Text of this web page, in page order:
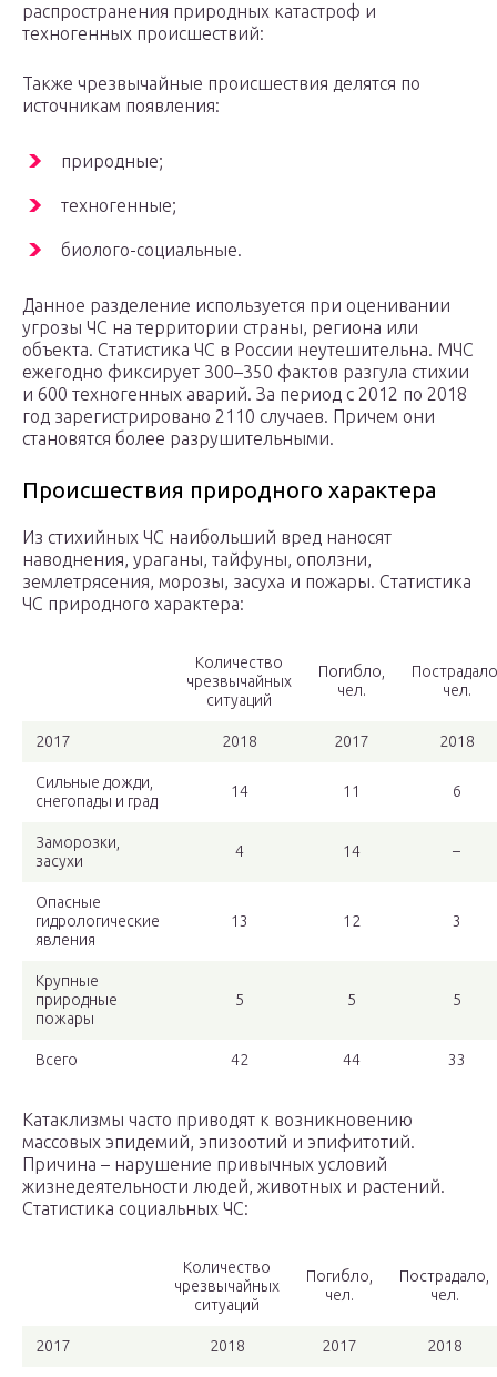
распространения природных катастроф и
техногенных происшествий:
Также чрезвычайные происшествия делятся по
источникам появления:
природные;
техногенные;
биолого-социальные.
Данное разделение используется при оценивании
угрозы ЧС на территории страны, региона или
объекта. Статистика ЧС в России неутешительна. МЧС
ежегодно фиксирует 300–350 фактов разгула стихии
и 600 техногенных аварий. За период с 2012 по 2018
год зарегистрировано 2110 случаев. Причем они
становятся более разрушительными.
Происшествия природного характера
Из стихийных ЧС наибольший вред наносят
наводнения, ураганы, тайфуны, оползни,
землетрясения, морозы, засуха и пожары. Статистика
ЧС природного характера:
Количество
чрезвычайных
ситуаций
Погибло,
чел.
чел.
2017 2018 2017 2018
Сильные дожди,
снегопады и град
14 11 6
Заморозки,
засухи
4 14 –
Опасные
гидрологические
явления
13 12 3
Крупные
природные
пожары
5 5 5
Всего 42 44 33
Катаклизмы часто приводят к возникновению
массовых эпидемий, эпизоотий и эпифитотий.
Причина – нарушение привычных условий
жизнедеятельности людей, животных и растений.
Статистика социальных ЧС:
Количество
чрезвычайных
ситуаций
Погибло,
чел.
Пострадало,
чел.
2017 2018 2017 2018